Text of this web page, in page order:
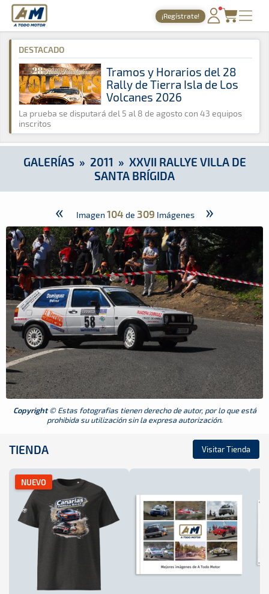
A Todo Motor · Revista del motor desde 1999
¡Regístrate!
PORTADA
TIEMPOS ONLINE
NOTICIAS
AGENDA
GALERÍAS
TIENDA
A Todo Motor » Galerías » 2011 » XXVII Rallye Villa de Santa
DESTACADO
Tramos y Horarios del 28
Rally de Tierra Isla de Los
Volcanes 2026
La prueba se disputará del 5 al 8 de agosto con 43 equipos
inscritos
GALERÍAS » 2011 » XXVII RALLYE VILLA DE
SANTA BRÍGIDA
« Imagen 104 de 309 Imágenes »
Copyright© Estas fotografias tienen derecho de autor, por lo que está
prohibida su utilización sin la expresa autorización.
TIENDA Visitar Tienda
NUEVO